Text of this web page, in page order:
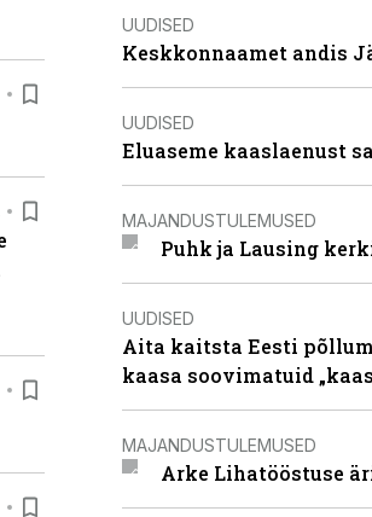
UUDISED
Keskkonnaamet andis
UUDISED
Eluaseme kaaslaenust
MAJANDUSTULEMUSED
Puhk ja Lausing
UUDISED
Aita kaitsta Eesti
kaasa soovimatuid
MAJANDUSTULEMUSED
Arke Lihatööstuse